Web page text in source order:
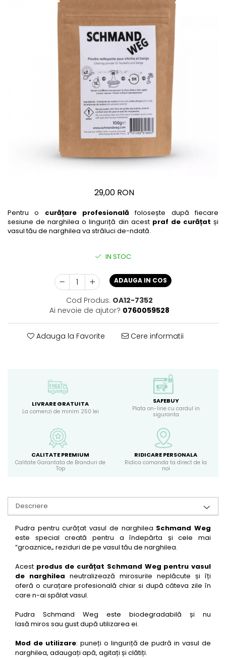
29,00 RON
Pentru o curățare profesională folosește după fiecare
sesiune de narghilea o linguriță din acest praf de curățat și
vasul tău de narghilea va străluci de-ndată.
IN STOC
ADAUGA IN COS
Cod Produs: OA12-7352
Ai nevoie de ajutor? 0760059528
Adauga la Favorite Cere informatii
LIVRARE GRATUITA
La comenzi de minim 250 lei
SAFEBUY
Plata on-line cu cardul in
siguranta
CALITATE PREMIUM
Calitate Garantata de Branduri de
Top
RIDICARE PERSONALA
Ridica comanda ta direct de la
noi
Descriere
Pudra pentru curățat vasul de narghilea Schmand Weg
este special creată pentru a îndepărta și cele mai
”groaznice„ reziduri de pe vasul tău de narghilea.
Acest produs de curățat Schmand Weg pentru vasul
de narghilea neutralizează mirosurile neplăcute și îți
oferă o curațare profesională chiar si după câteva zile în
care n-ai spălat vasul.
Pudra Schmand Weg este biodegradabilă și nu
lasă miros sau gust după utilizarea ei.
Mod de utilizare: puneți o linguriță de pudră in vasul de
narghilea, adaugați apă, agitați și clătiți.